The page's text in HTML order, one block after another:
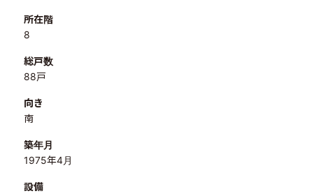
所在階
8
総戸数
88戸
向き
南
築年月
1975年4月
設備